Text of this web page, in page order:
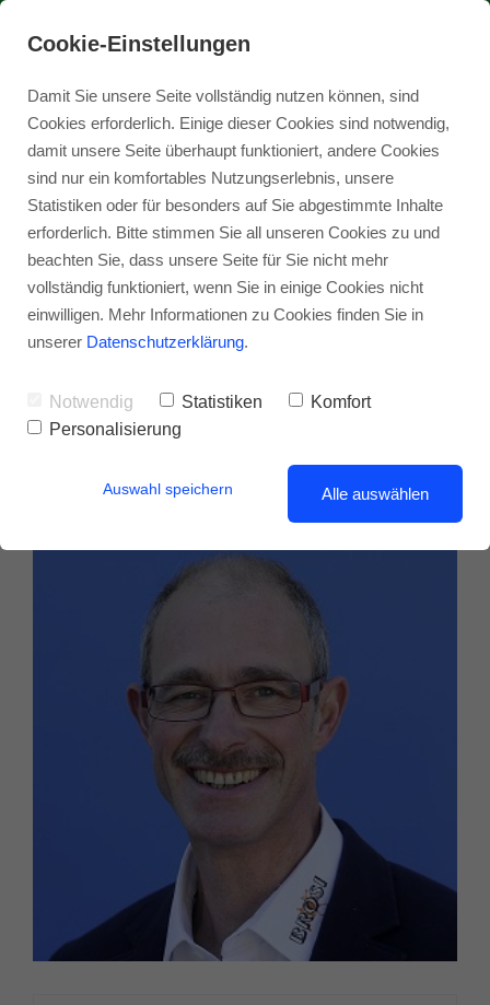
07161 - 4018150
Dietmar Brosi
Cookie-Einstellungen
Damit Sie unsere Seite vollständig nutzen können, sind
Cookies erforderlich. Einige dieser Cookies sind notwendig,
damit unsere Seite überhaupt funktioniert, andere Cookies
sind nur ein komfortables Nutzungserlebnis, unsere
Statistiken oder für besonders auf Sie abgestimmte Inhalte
erforderlich. Bitte stimmen Sie all unseren Cookies zu und
beachten Sie, dass unsere Seite für Sie nicht mehr
vollständig funktioniert, wenn Sie in einige Cookies nicht
einwilligen. Mehr Informationen zu Cookies finden Sie in
unserer Datenschutzerklärung.
Notwendig Statistiken
Komfort
Personalisierung
Auswahl speichern Alle auswählen